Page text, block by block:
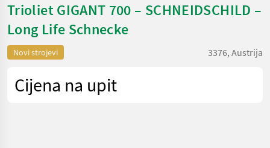
Trioliet GIGANT 700 – SCHNEIDSCHILD –
Long Life Schnecke
Novi strojevi 3376, Austrija
Cijena na upit